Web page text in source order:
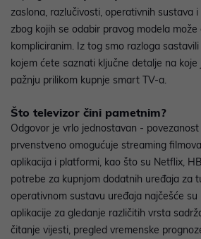
zaslona, razlučivosti, operativnih sustava
zbog kojih se odabir pravog modela može
kompliciranim. Iz tog smo razloga
kojem ćete saznati ključne detalje na
pažnju prilikom kupnje smart TV-a.
Što televizor čini pametnim?
Odgovor je vrlo jednostavan -
prvenstveno omogućuje streaming
aplikacija i platformi, kao što su Netflix,
potrebe za kupnjom dodatnih uređaja za
operativnom sustavu uređaja najčešće
aplikacije za gledanje različitih vrsta
čitanje vijesti, pregled vremenske